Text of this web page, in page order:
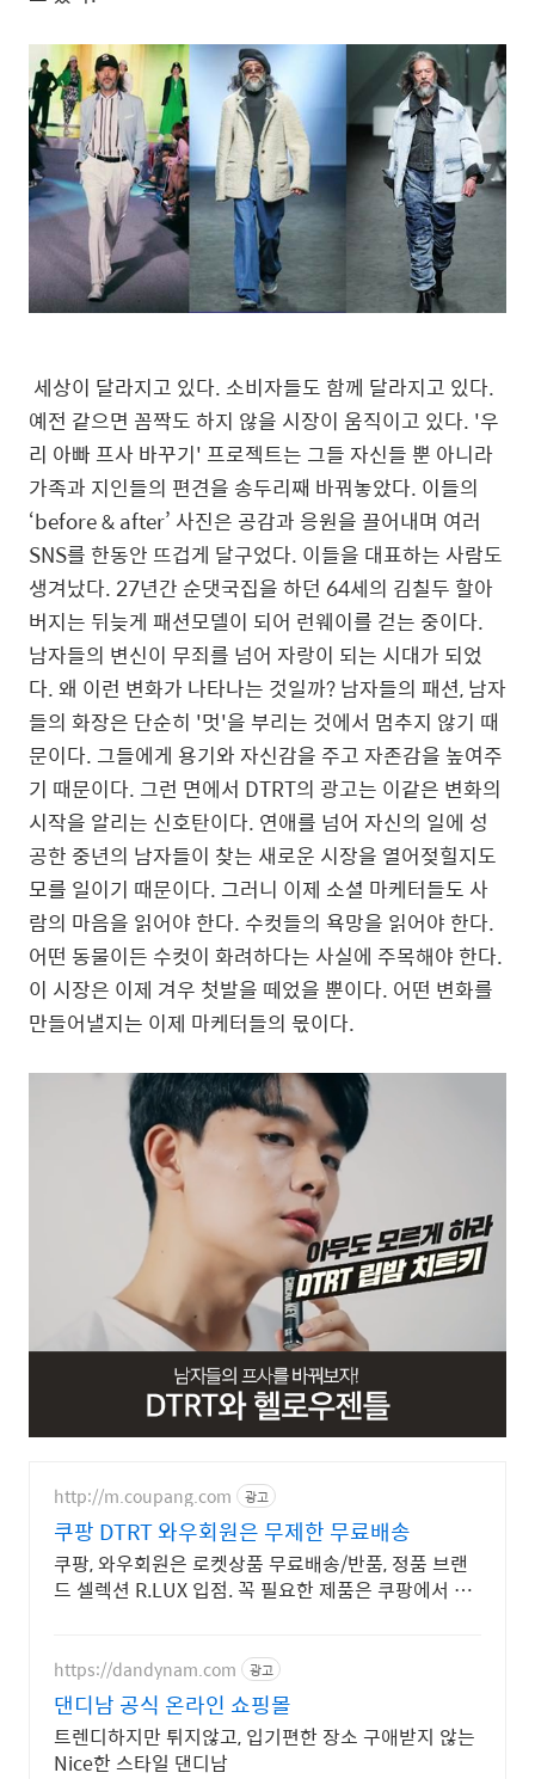
세상이 달라지고 있다. 소비자들도 함께 달라지고 있다.
예전 같으면 꼼짝도하지 않을 시장이 움직이고 있다. '우
리 아빠 프사 바꾸기' 프로젝트는 그들 자신들 뿐 아니라
가족과 지인들의 편견을 송두리째 바꿔놓았다. 이들의
‘before & after’ 사진은 공감과 응원을 끌어내며 여러
SNS를 한동안 뜨겁게 달구었다. 이들을 대표하는 사람도
생겨났다. 27년간 순댓국집을 하던 64세의 김칠두 할아
버지는 뒤늦게 패션모델이 되어 런웨이를 걷는 중이다.
남자들의 변신이 무죄를 넘어 자랑이 되는 시대가 되었
다.왜 이런 변화가 나타나는 것일까?남자들의 패션,남자
들의 화장은 단순히 '멋'을 부리는 것에서 멈추지 않기 때
문이다. 그들에게 용기와 자신감을 주고 자존감을 높여주
기 때문이다. 그런 면에서 DTRT의 광고는 이같은 변화의
시작을 알리는 신호탄이다. 연애를 넘어 자신의 일에 성
공한 중년의 남자들이 찾는 새로운 시장을 열어젖힐지도
모를 일이기 때문이다. 그러니 이제 소셜 마케터들도 사
람의 마음을 읽어야 한다. 수컷들의 욕망을 읽어야 한다.
어떤 동물이든 수컷이 화려하다는 사실에 주목해야 한다.
이 시장은 이제 겨우 첫발을 떼었을 뿐이다. 어떤 변화를
만들어낼지는 이제 마케터들의 몫이다.
http://m.coupang.com 광고
쿠팡 DTRT 와우회원은 무제한 무료배송
쿠팡, 와우회원은 로켓상품 무료배송/반품, 정품 브랜
드 셀렉션 R.LUX 입점. 꼭 필요한 제품은 쿠팡에서 더
https://dandynam.com 광고
댄디남 공식 온라인 쇼핑몰
트렌디하지만 튀지않고, 입기편한 장소 구애받지 않는
Nice한 스타일 댄디남